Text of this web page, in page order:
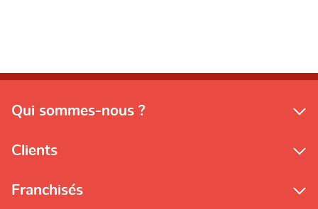
Qui sommes-nous ?
Clients
Franchisés